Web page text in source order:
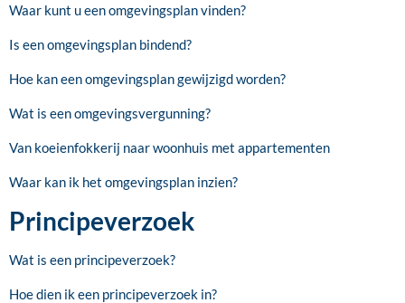
Waar kunt u een omgevingsplan vinden?
Is een omgevingsplan bindend?
Hoe kan een omgevingsplan gewijzigd worden?
Wat is een omgevingsvergunning?
Van koeienfokkerij naar woonhuis met appartementen
Waar kan ik het omgevingsplan inzien?
Principeverzoek
Wat is een principeverzoek?
Hoe dien ik een principeverzoek in?